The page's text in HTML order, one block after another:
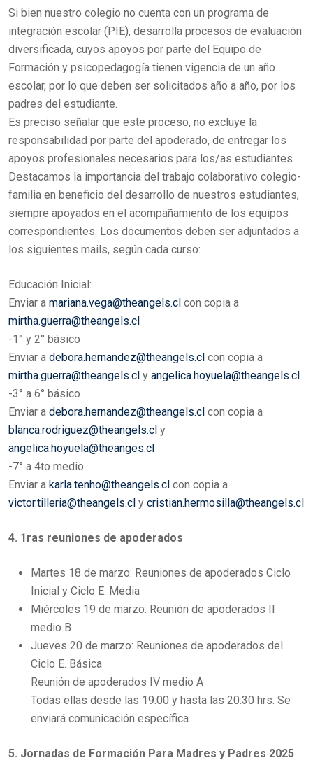
Si bien nuestro colegio no cuenta con un programa de
integración escolar (PIE), desarrolla procesos de evaluación
diversificada, cuyos apoyos por parte del Equipo de
Formación y psicopedagogía tienen vigencia de un año
escolar, por lo que deben ser solicitados año a año, por los
padres del estudiante.
Es preciso señalar que este proceso, no excluye la
responsabilidad por parte del apoderado, de entregar los
apoyos profesionales necesarios para los/as estudiantes.
Destacamos la importancia del trabajo colaborativo colegio-
familia en beneficio del desarrollo de nuestros estudiantes,
siempre apoyados en el acompañamiento de los equipos
correspondientes. Los documentos deben ser adjuntados a
los siguientes mails, según cada curso:
Educación Inicial:
Enviar a mariana.vega@theangels.cl con copia a
mirtha.guerra@theangels.cl
-1° y 2° básico
Enviar a debora.hernandez@theangels.cl con copia a
mirtha.guerra@theangels.cl y angelica.hoyuela@theangels.cl
-3° a 6° básico
Enviar a debora.hernandez@theangels.cl con copia a
blanca.rodriguez@theangels.cl y
angelica.hoyuela@theanges.cl
-7° a 4to medio
Enviar a karla.tenho@theangels.cl con copia a
victor.tilleria@theangels.cl y cristian.hermosilla@theangels.cl
4. 1ras reuniones de apoderados
Martes 18 de marzo: Reuniones de apoderados Ciclo
Inicial y Ciclo E. Media
Miércoles 19 de marzo: Reunión de apoderados II
medio B
Jueves 20 de marzo: Reuniones de apoderados del
Ciclo E. Básica
Reunión de apoderados IV medio A
Todas ellas desde las 19:00 y hasta las 20:30 hrs. Se
enviará comunicación específica.
5. Jornadas de Formación Para Madres y Padres 2025